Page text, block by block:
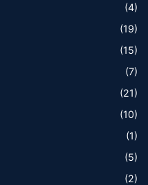
(4)
(19)
(15)
(7)
(21)
(10)
(1)
(5)
(2)